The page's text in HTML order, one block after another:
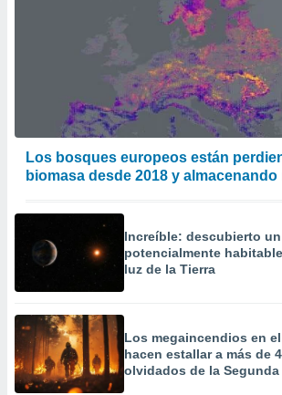
Los bosques europeos están
biomasa desde 2018 y almacenando
Increíble: descubierto
potencialmente
luz de la Tierra
Los megaincendios en
hacen estallar a más de
olvidados de la Segunda